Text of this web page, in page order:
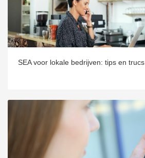
SEA voor lokale bedrijven: tips en trucs